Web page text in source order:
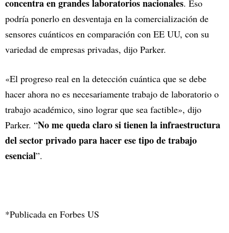
concentra en grandes laboratorios nacionales. Eso
podría ponerlo en desventaja en la comercialización de
sensores cuánticos en comparación con EE UU, con su
variedad de empresas privadas, dijo Parker.
«El progreso real en la detección cuántica que se debe
hacer ahora no es necesariamente trabajo de laboratorio o
trabajo académico, sino lograr que sea factible», dijo
Parker. “No me queda claro si tienen la infraestructura
del sector privado para hacer ese tipo de trabajo
esencial”.
*Publicada en Forbes US